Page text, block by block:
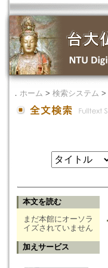
． ホーム > 検索システム >
本文を読む
まだ本館にオーソラ
イズされていません
加えサービス